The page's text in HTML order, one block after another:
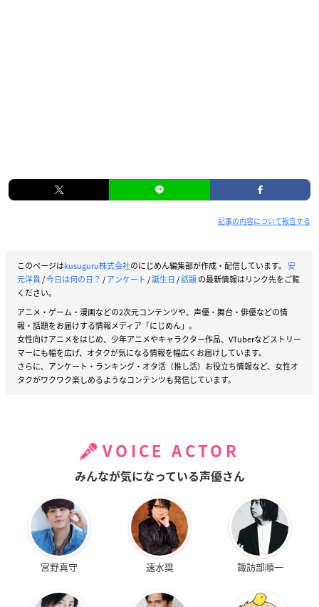
記事の内容について報告する
このページはkusuguru株式会社のにじめん編集部が作成・配信しています。 安
元洋貴/今日は何の日？ /アンケート /誕生日/話題の最新情報はリンク先をご覧
ください。
アニメ・ゲーム・漫画などの2次元コンテンツや、声優・舞台・俳優などの情
報・話題をお届けする情報メディア「にじめん」。
女性向けアニメをはじめ、少年アニメやキャラクター作品、VTuberなどストリー
マーにも幅を広げ、オタクが気になる情報を幅広くお届けしています。
さらに、アンケート・ランキング・オタ活（推し活）お役立ち情報など、女性オ
タクがワクワク楽しめるようなコンテンツも発信しています。
VOICE ACTOR
みんなが気になっている声優さん
宮野真守 速水奨 諏訪部順一